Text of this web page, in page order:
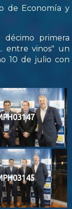
de Economía y
primera
entre vinos" un
10 de julio con